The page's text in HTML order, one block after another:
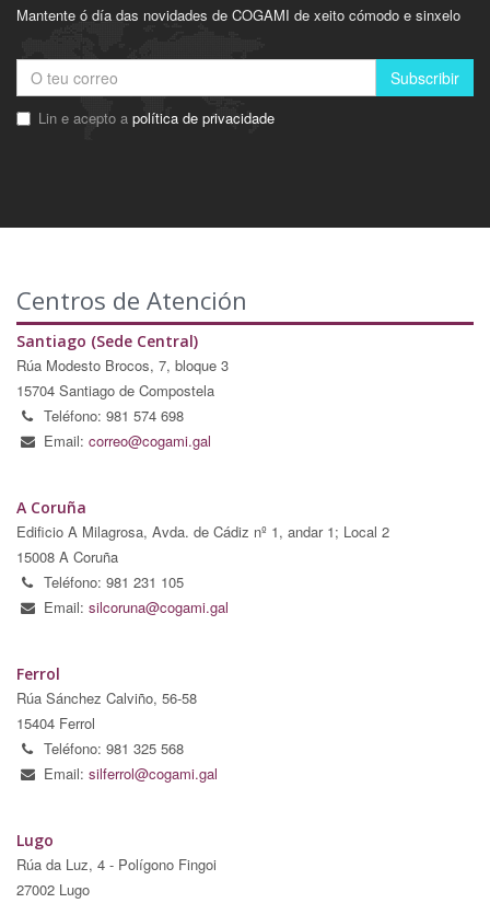
Mantente ó día das novidades de COGAMI de xeito cómodo e sinxelo
Subscribir
Lin e acepto a política de privacidade
Centros de Atención
Santiago (Sede Central)
Rúa Modesto Brocos, 7, bloque 3
15704 Santiago de Compostela
Teléfono: 981 574 698
Email: correo@cogami.gal
A Coruña
Edificio A Milagrosa, Avda. de Cádiz nº 1, andar 1; Local 2
15008 A Coruña
Teléfono: 981 231 105
Email: silcoruna@cogami.gal
Ferrol
Rúa Sánchez Calviño, 56-58
15404 Ferrol
Teléfono: 981 325 568
Email: silferrol@cogami.gal
Lugo
Rúa da Luz, 4 - Polígono Fingoi
27002 Lugo